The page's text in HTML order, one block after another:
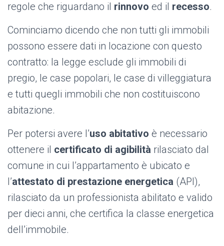
regole che riguardano il rinnovo ed il recesso.
Cominciamo dicendo che non tutti gli immobili
possono essere dati in locazione con questo
contratto: la legge esclude gli immobili di
pregio, le case popolari, le case di villeggiatura
e tutti quegli immobili che non costituiscono
abitazione.
Per potersi avere l’uso abitativo è necessario
ottenere il certificato di agibilità rilasciato dal
comune in cui l’appartamento è ubicato e
l’attestato di prestazione energetica (API),
rilasciato da un professionista abilitato e valido
per dieci anni, che certifica la classe energetica
dell’immobile.